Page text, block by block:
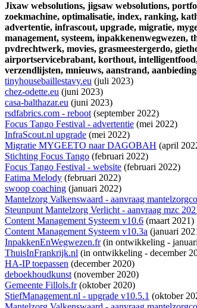
Jixaw websolutions, jigsaw websolutions,
zoekmachine, optimalisatie, index, ranking,
advertentie, infrascout, upgrade, migratie,
management, systeem, inpakkenenwegwezen,
pvdrechtwerk, movies, grasmeestergerdo,
airportservicebrabant, korthout,
verzendlijsten, mnieuws, aanstrand,
tinyhousebaillestavy.eu (juli 2023)
chez-odette.eu (juni 2023)
casa-balthazar.eu (juni 2023)
rsdfabrics.com - reboot(september 2022)
Focus Tango Festival - advertentie (mei 2022)
InfraScout.nl upgrade (mei 2022)
Migratie MYGEETO naar DAGOBAH (april
Stichting Focus Tango (februari 2022)
Focus Tango Festival - website (februari 2022)
Fatima Melody (februari 2022)
swoop coaching (januari 2022)
Mantelzorg Valkenswaard - aanvraag
Steunpunt Mantelzorg Verlicht - aanvraag mzc
Content Management Systeem v10.6 (maart 2021)
Content Management Systeem v10.3a (januari
InpakkenEnWegwezen.fr(in ontwikkeling -
ThuisInFrankrijk.nl (in ontwikkeling - december
HA-IP toepassen (december 2020)
deboekhoudkunst(november 2020)
Gemeente Fillols.fr(oktober 2020)
StiefManagement.nl - upgrade v10.5.1 (oktober